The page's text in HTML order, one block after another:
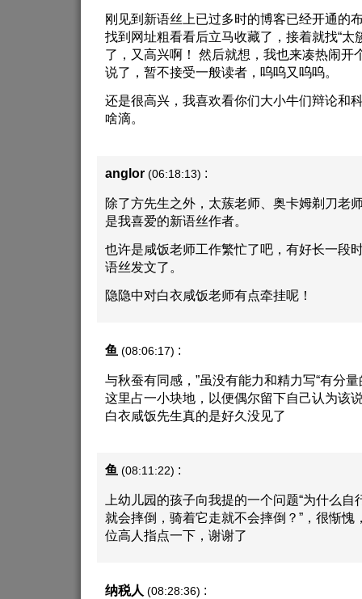
刚见到新语丝上已过多时的博客已经开通的
找到网址粗看看后立马收藏了，接着就找“太
了，又高兴啊！ 然后就想，我也来凑热闹开
说了，暂不接受一般读者，呜呜又呜呜。
还是很高兴，我喜欢看你们大小牛们辩论和
啥滴。
anglor (06:18:13) :
除了方先生之外，太蔟老师、奥卡姆剃刀老
是我喜爱的新语丝作者。
也许是咸饭老师工作繁忙了吧，有好长一段
语丝发文了。
隐隐中对白衣咸饭老师有点牵挂呢！
鱼 (08:06:17) :
与秋蚕有同感，”虽没有能力和精力写“有分
这里占一小块地，以便偶尔留下自己认为该
白衣咸饭先生真的是好久没见了
鱼 (08:11:22) :
上幼儿园的孩子向我提的一个问题“为什么
就会摔倒，骑着它走就不会摔倒？”，很惭愧
位高人指点一下，谢谢了
纳税人 (08:28:36) :